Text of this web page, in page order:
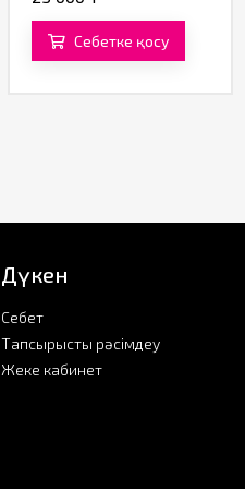
Себетке қосу
Дүкен
Себет
Тапсырысты рәсімдеу
Жеке кабинет